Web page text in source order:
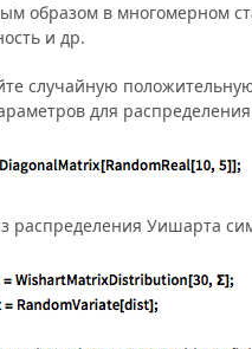
образом в многомерном
и др.
случайную
для
распределения Уишарта